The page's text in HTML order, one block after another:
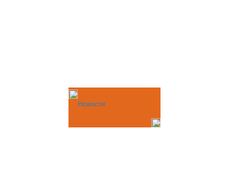
Новости